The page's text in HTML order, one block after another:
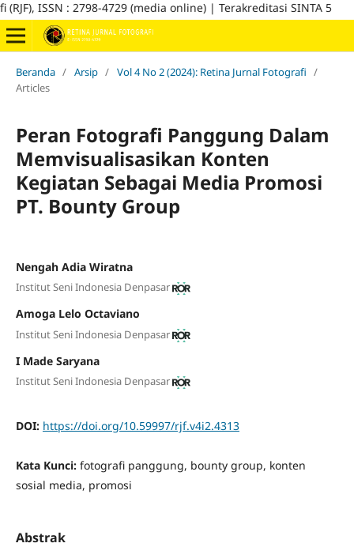
ISSN : 2798-4729 (media online) | Terakreditasi SINTA 5
Beranda / Arsip / Vol 4 No 2 (2024): Retina Jurnal Fotografi /
Articles
Peran Fotografi Panggung Dalam
Memvisualisasikan Konten
Kegiatan Sebagai Media Promosi
PT. Bounty Group
Nengah Adia Wiratna
Institut Seni Indonesia Denpasar
Amoga Lelo Octaviano
Institut Seni Indonesia Denpasar
I Made Saryana
Institut Seni Indonesia Denpasar
DOI: https://doi.org/10.59997/rjf.v4i2.4313
Kata Kunci: fotografi panggung, bounty group, konten
sosial media, promosi
Abstrak